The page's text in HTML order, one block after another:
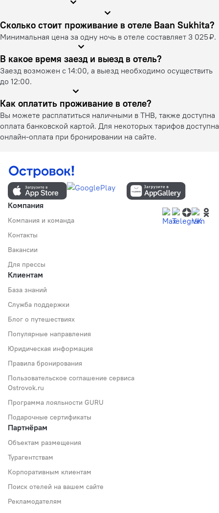
Сколько стоит проживание в отеле Baan Sukhita?
Минимальная цена за одну ночь в отеле составляет 3 025 ₽.
В какое время заезд и выезд в отель?
Заезд возможен с 14:00, а выезд необходимо осуществить
до 12:00.
Как оплатить проживание в отеле?
Вы можете расплатиться наличными в THB, также доступна
оплата банковской картой. Для некоторых тарифов доступна
онлайн-оплата при бронировании на сайте.
Компания
Компания и команда
Контакты
Вакансии
Для прессы
Клиентам
База знаний
Служба поддержки
Блог о путешествиях
Популярные направления
Юридическая информация
Правила бронирования
Пользовательское соглашение сервиса
Ostrovok.ru
Программа лояльности GURU
Подарочные сертификаты
Партнёрам
Объектам размещения
Турагентствам
Корпоративным клиентам
Поиск отелей на вашем сайте
Рекламодателям